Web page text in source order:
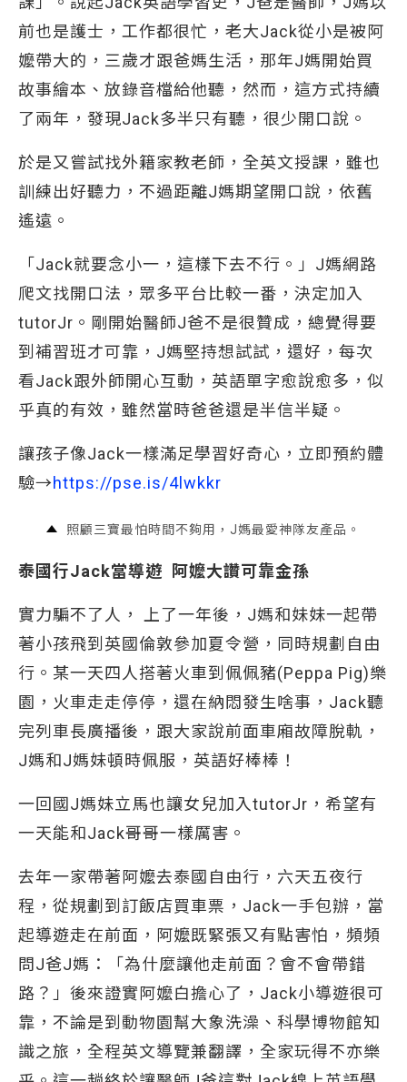
前也是護士，工作都很忙，老大Jack從小是被阿
嬤帶大的，三歲才跟爸媽生活，那年J媽開始買
故事繪本、放錄音檔給他聽，然而，這方式持續
了兩年，發現Jack多半只有聽，很少開口說。
於是又嘗試找外籍家教老師，全英文授課，雖也
訓練出好聽力，不過距離J媽期望開口說，依舊
遙遠。
「Jack就要念小一，這樣下去不行。」J媽網路
爬文找開口法，眾多平台比較一番，決定加入
tutorJr。剛開始醫師J爸不是很贊成，總覺得要
到補習班才可靠，J媽堅持想試試，還好，每次
看Jack跟外師開心互動，英語單字愈說愈多，似
乎真的有效，雖然當時爸爸還是半信半疑。
讓孩子像Jack一樣滿足學習好奇心，立即預約體
驗→https://pse.is/4lwkkr
照顧三寶最怕時間不夠用，J媽最愛神隊友產品。
泰國行Jack當導遊 阿嬤大讚可靠金孫
實力騙不了人， 上了一年後，J媽和妹妹一起帶
著小孩飛到英國倫敦參加夏令營，同時規劃自由
行。某一天四人搭著火車到佩佩豬(Peppa Pig)樂
園，火車走走停停，還在納悶發生啥事，Jack聽
完列車長廣播後，跟大家說前面車廂故障脫軌，
J媽和J媽妹頓時佩服，英語好棒棒！
一回國J媽妹立馬也讓女兒加入tutorJr，希望有
一天能和Jack哥哥一樣厲害。
去年一家帶著阿嬤去泰國自由行，六天五夜行
程，從規劃到訂飯店買車票，Jack一手包辦，當
起導遊走在前面，阿嬤既緊張又有點害怕，頻頻
問J爸J媽：「為什麼讓他走前面？會不會帶錯
路？」後來證實阿嬤白擔心了，Jack小導遊很可
靠，不論是到動物園幫大象洗澡、科學博物館知
識之旅，全程英文導覽兼翻譯，全家玩得不亦樂